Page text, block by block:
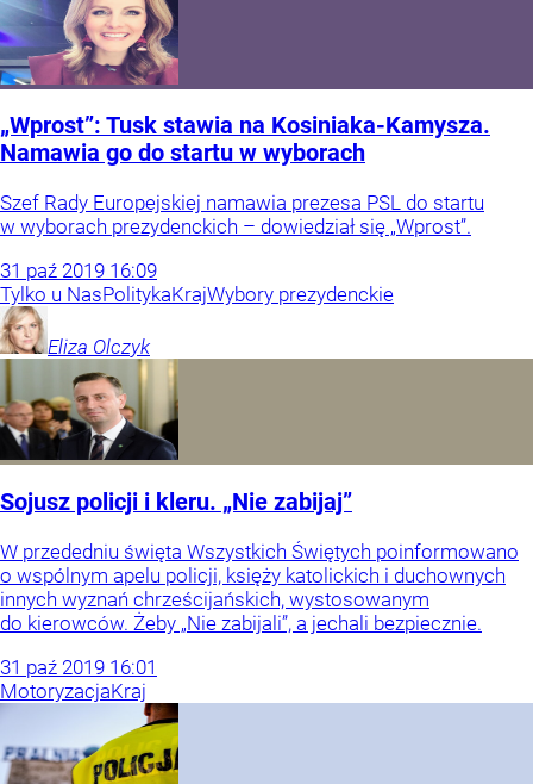
„Wprost”: Tusk stawia na Kosiniaka-Kamysza.
Namawia go do startu w wyborach
Szef Rady Europejskiej namawia prezesa PSL do startu
w wyborach prezydenckich – dowiedział się „Wprost”.
31 paź 2019 16:09
Tylko u NasPolitykaKrajWybory prezydenckie
Eliza Olczyk
Sojusz policji i kleru. „Nie zabijaj”
W przededniu święta Wszystkich Świętych poinformowano
o wspólnym apelu policji, księży katolickich i duchownych
innych wyznań chrześcijańskich, wystosowanym
do kierowców. Żeby „Nie zabijali”, a jechali bezpiecznie.
31 paź 2019 16:01
MotoryzacjaKraj